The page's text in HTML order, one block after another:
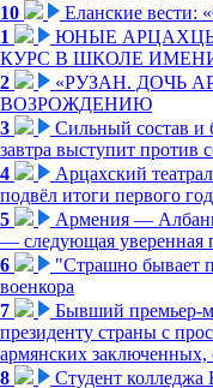
10
Еланские вести:
1
ЮНЫЕ
КУРС В ШКОЛЕ
2
«РУЗАН. ДОЧЬ
ВОЗРОЖДЕНИЮ
3
Сильный состав и
завтра выступит против
4
Арцахский
подвёл итоги первого
5
Армения —
— следующая уверенная
6
"Страшно бывает
военкора
7
Бывший премьер-
президенту страны с
армянских
8
Студент колледжа